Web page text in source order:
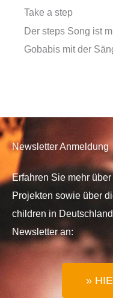
Take a step
Der steps Song ist
Gobabis mit der
Newsletter Anmeldung
Erfahren Sie mehr
Projekten sowie über
children in
Newsletter an:
»